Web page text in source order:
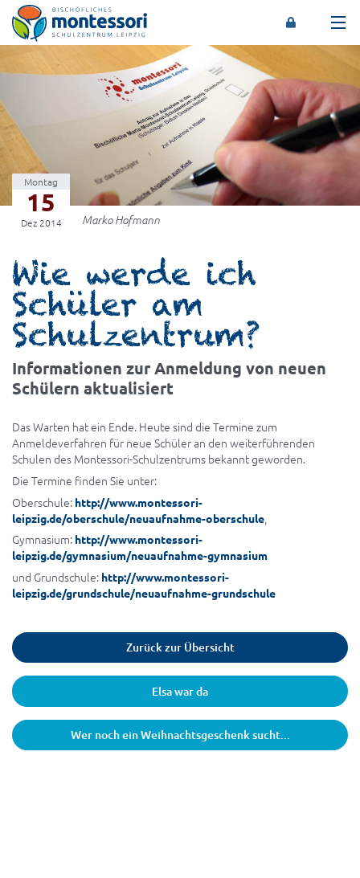
Montessori-Schulzentrum Leipzig
Montag
15
Dez 2014 Marko Hofmann
Wie werde ich
Schüler am
Schulzentrum?
Informationen zur Anmeldung von neuen
Schülern aktualisiert
Das Warten hat ein Ende. Heute sind die Termine zum
Anmeldeverfahren für neue Schüler an den weiterführenden
Schulen des Montessori-Schulzentrums bekannt geworden.
Die Termine finden Sie unter:
Oberschule: http://www.montessori-
leipzig.de/oberschule/neuaufnahme-oberschule
Gymnasium: http://www.montessori-
leipzig.de/gymnasium/neuaufnahme-gymnasium
und Grundschule: http://www.montessori-
leipzig.de/grundschule/neuaufnahme-grundschule
Zurück zur Übersicht
Elsa war da
Wer noch ein Weihnachtsgeschenk sucht...